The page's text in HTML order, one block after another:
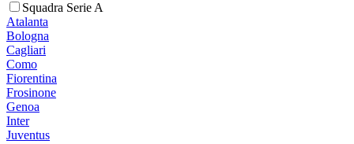
Squadra Serie A
Atalanta
Bologna
Cagliari
Como
Fiorentina
Frosinone
Genoa
Inter
Juventus